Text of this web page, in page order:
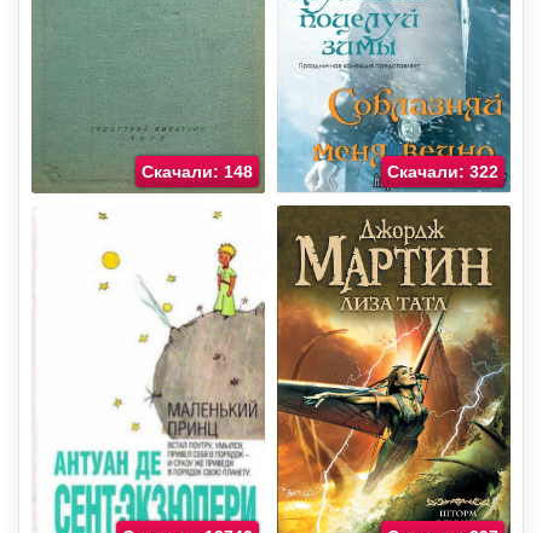
Скачали: 148 Скачали: 322